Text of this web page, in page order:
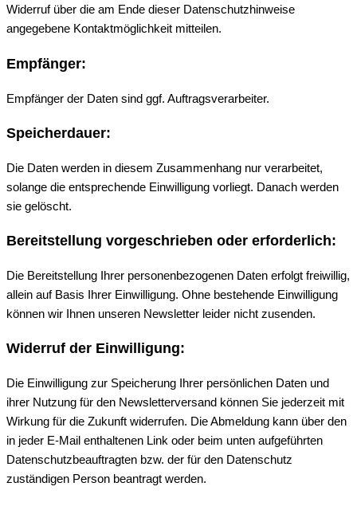
Widerruf über die am Ende dieser Datenschutzhinweise
angegebene Kontaktmöglichkeit mitteilen.
Empfänger:
Empfänger der Daten sind ggf. Auftragsverarbeiter.
Speicherdauer:
Die Daten werden in diesem Zusammenhang nur verarbeitet,
solange die entsprechende Einwilligung vorliegt. Danach werden
sie gelöscht.
Bereitstellung vorgeschrieben oder erforderlich:
Die Bereitstellung Ihrer personenbezogenen Daten erfolgt freiwillig,
allein auf Basis Ihrer Einwilligung. Ohne bestehende Einwilligung
können wir Ihnen unseren Newsletter leider nicht zusenden.
Widerruf der Einwilligung:
Die Einwilligung zur Speicherung Ihrer persönlichen Daten und
ihrer Nutzung für den Newsletterversand können Sie jederzeit mit
Wirkung für die Zukunft widerrufen. Die Abmeldung kann über den
in jeder E-Mail enthaltenen Link oder beim unten aufgeführten
Datenschutzbeauftragten bzw. der für den Datenschutz
zuständigen Person beantragt werden.